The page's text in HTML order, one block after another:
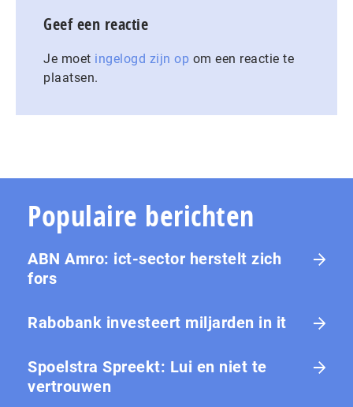
Geef een reactie
Je moet ingelogd zijn op om een reactie te
plaatsen.
Populaire berichten
ABN Amro: ict-sector herstelt zich
fors
Rabobank investeert miljarden in it
Spoelstra Spreekt: Lui en niet te
vertrouwen